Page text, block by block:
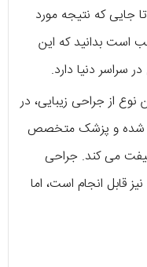
جایی که نتیجه مورد
است بدانید که این
سراسر دنیا دارد.
از جراحی زیبایی، در
شده و پزشک متخصص
می کند. جراحی
قابل انجام است، اما